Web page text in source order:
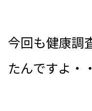
今回も健康調
たんですよ・・